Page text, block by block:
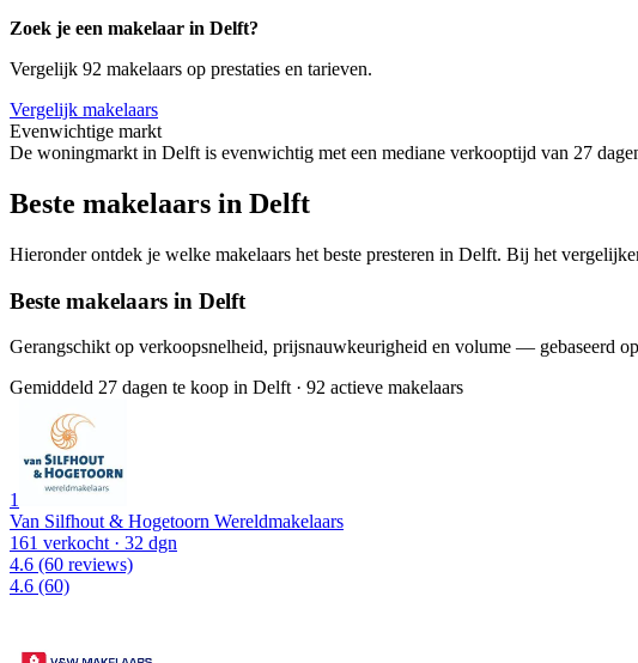
Zoek je een makelaar in Delft?
Vergelijk 92 makelaars op prestaties en tarieven.
Vergelijk makelaars
Evenwichtige markt
De woningmarkt in Delft is evenwichtig met een mediane verkooptijd van 27
Beste makelaars in Delft
Hieronder ontdek je welke makelaars het beste presteren in Delft. Bij het
Beste makelaars in Delft
Gerangschikt op verkoopsnelheid, prijsnauwkeurigheid en volume — gebaseerd
Gemiddeld 27 dagen te koop in Delft · 92 actieve makelaars
1
Van Silfhout & Hogetoorn Wereldmakelaars
161 verkocht · 32 dgn
4.6 (60 reviews)
4.6 (60)